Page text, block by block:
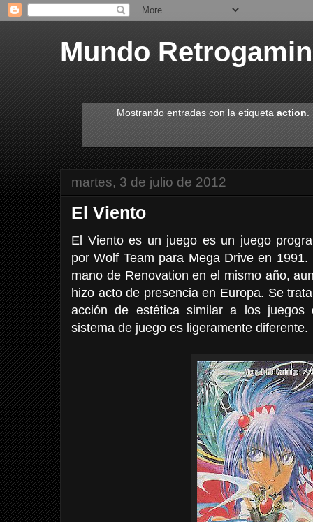
Mundo
Mostrando entradas con la etiquetaaction.
martes, 3 de julio de 2012
El Viento
El Viento es un juego es un juego
por Wolf Team para Mega Drive en
mano de Renovation en el mismo año,
hizo acto de presencia en Europa. Se
acción de estética similar a los
sistema de juego es ligeramente diferente.